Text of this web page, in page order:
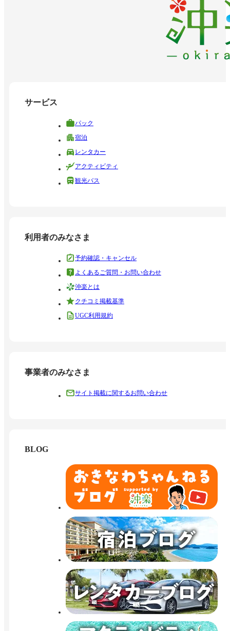
サービス
パック
宿泊
レンタカー
アクティビティ
観光バス
利用者のみなさま
予約確認・キャンセル
よくあるご質問・お問い合わせ
沖楽とは
クチコミ掲載基準
UGC利用規約
事業者のみなさま
サイト掲載に関するお問い合わせ
BLOG